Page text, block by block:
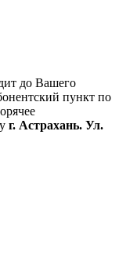
до Вашего
пункт по
г. Астрахань. Ул.